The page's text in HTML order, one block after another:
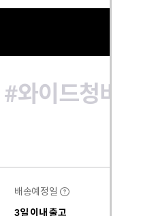
#와이드청바지
배송예정일 ?
3일 이내 출고